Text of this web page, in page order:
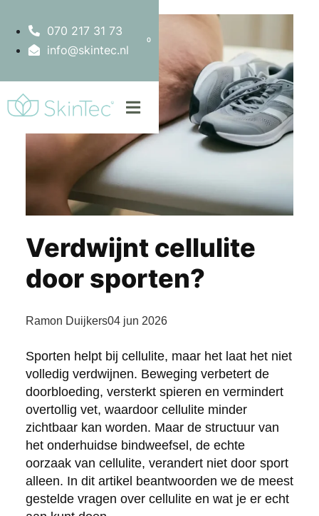
070 217 31 73
info@skintec.nl
0
Verdwijnt cellulite
door sporten?
Ramon Duijkers04 jun 2026
Sporten helpt bij cellulite, maar het laat het niet
volledig verdwijnen. Beweging verbetert de
doorbloeding, versterkt spieren en vermindert
overtollig vet, waardoor cellulite minder
zichtbaar kan worden. Maar de structuur van
het onderhuidse bindweefsel, de echte
oorzaak van cellulite, verandert niet door sport
alleen. In dit artikel beantwoorden we de meest
gestelde vragen over cellulite en wat je er echt